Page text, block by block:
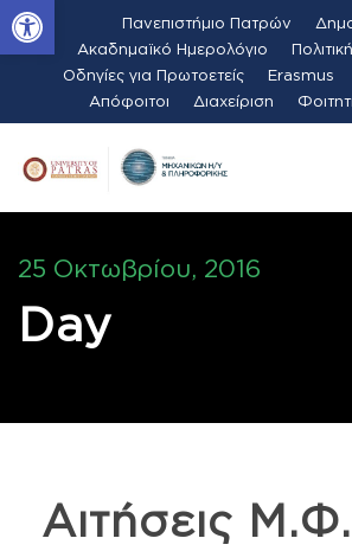
Ανοίξτε τη γραμμή εργαλείων Πανεπιστήμιο Πατρών
Ακαδημαϊκό Ημερολόγιο
Οδηγίες για Πρωτοετείς
Erasmus
Απόφοιτοι
Διαχείριση
25 Οκτωβρίου, 2016
Day
Αιτήσεις Μ.Φ.